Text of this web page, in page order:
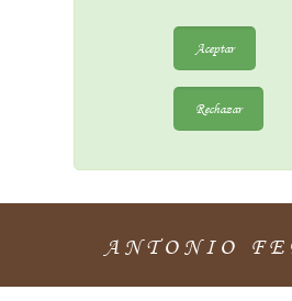
Aceptar
Rechazar
ANTONIO